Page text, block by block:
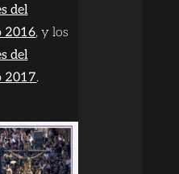
del
2016, y los
del
2017.